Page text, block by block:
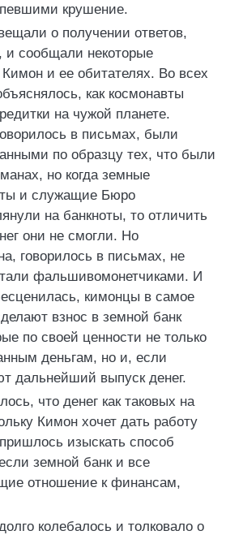
крушение.
о получении ответов,
и сообщали некоторые
и ее обитателях. Во всех
как космонавты
на чужой планете.
в письмах, были
по образцу тех, что были
но когда земные
и служащие Бюро
на банкноты, то отличить
они не смогли. Но
говорилось в письмах, не
фальшивомонетчиками. И
кимонцы в самое
взнос в земной банк
по своей ценности не только
деньгам, но и, если
дальнейший выпуск денег.
что денег как таковых на
Кимон хочет дать работу
изыскать способ
земной банк и все
отношение к финансам,
колебалось и толковало о